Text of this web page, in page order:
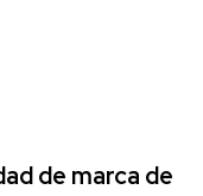
de marca de